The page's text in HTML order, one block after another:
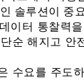
솔루션이 중
이터 통찰력
순 해지고 안
수요를 주도